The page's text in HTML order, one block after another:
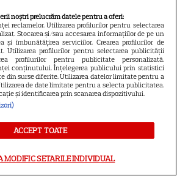
noștri prelucrăm datele pentru a oferi:
reclamelor. Utilizarea profilurilor pentru selectarea
Stocarea și/sau accesarea informațiilor de pe un
și îmbunătățirea serviciilor. Crearea profilurilor de
Utilizarea profilurilor pentru selectarea publicității
profilurilor pentru publicitate personalizată.
conținutului. Înțelegerea publicului prin statistici
din surse diferite. Utilizarea datelor limitate pentru a
de date limitate pentru a selecta publicitatea.
și identificarea prin scanarea dispozitivului.
ACCEPT TOATE
MODIFIC SETARILE INDIVIDUAL